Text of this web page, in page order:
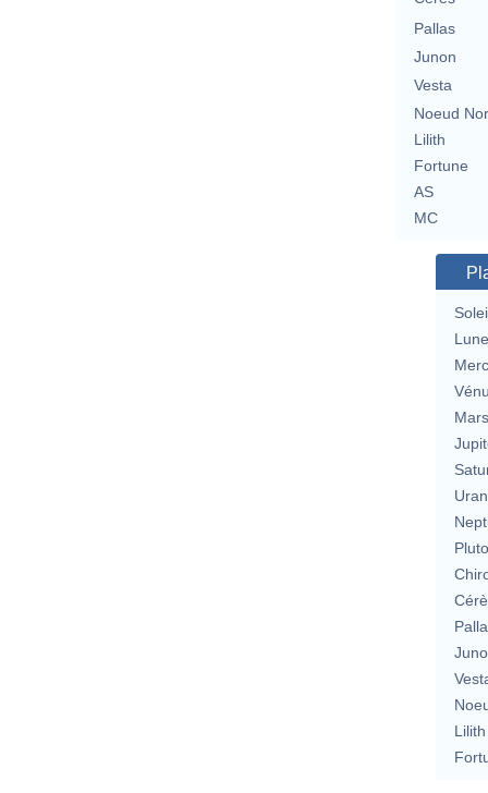
Pallas
Junon
Vesta
Noeud
Lilith
Fortune
AS
MC
Lune
Mars
Lilith